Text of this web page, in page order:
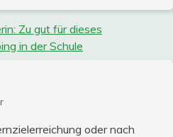
Zu gut für dieses
in der Schule
oder nach